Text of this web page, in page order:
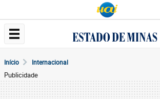
Início Internacional
Publicidade